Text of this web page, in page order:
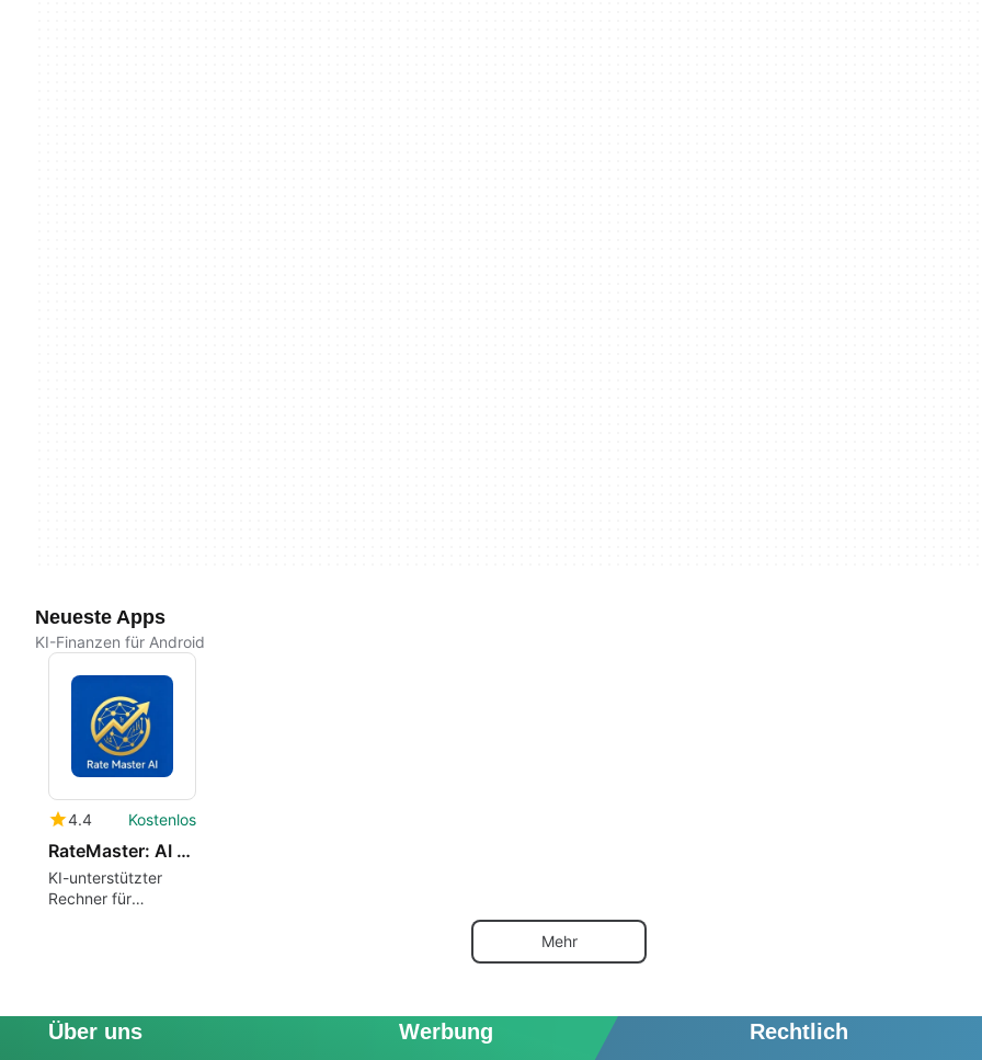
Neueste Apps
KI-Finanzen für Android
4.4 Kostenlos
RateMaster: AI Loan Calculator
KI-unterstützter
Rechner für
Mehr
Über uns Werbung Rechtlich